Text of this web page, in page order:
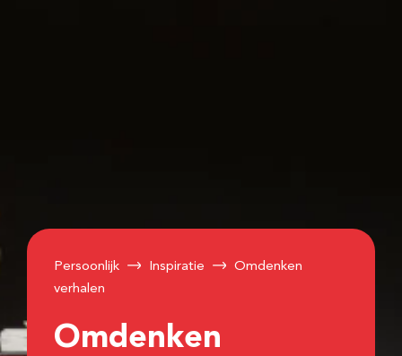
Persoonlijk Inspiratie
Omdenken
verhalen
Omdenken